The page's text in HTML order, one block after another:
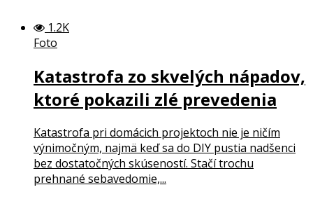
1.2K
Foto
Katastrofa zo skvelých nápadov,
ktoré pokazili zlé prevedenia
Katastrofa pri domácich projektoch nie je ničím
výnimočným, najmä keď sa do DIY pustia nadšenci
bez dostatočných skúseností. Stačí trochu
prehnané sebavedomie,...